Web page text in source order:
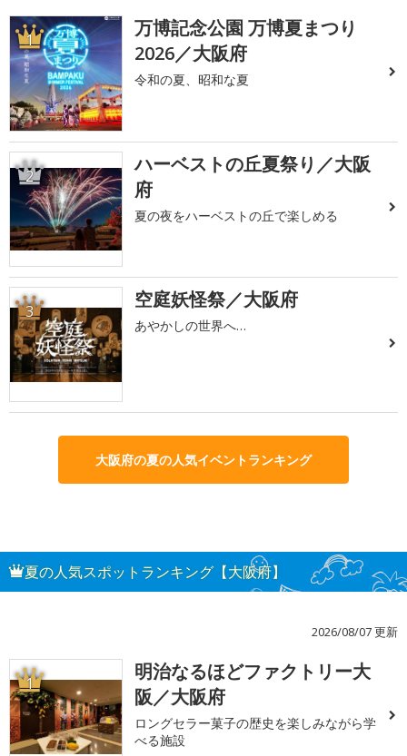
1
万博記念公園 万博夏まつり
2026／大阪府
令和の夏、昭和な夏
2
ハーベストの丘夏祭り／大阪
府
夏の夜をハーベストの丘で楽しめる
3 空庭妖怪祭／大阪府
あやかしの世界へ…
大阪府の夏の人気イベントランキング
夏の人気スポットランキング【大阪府】
2026/08/07 更新
1
明治なるほどファクトリー大
阪／大阪府
ロングセラー菓子の歴史を楽しみながら学
べる施設